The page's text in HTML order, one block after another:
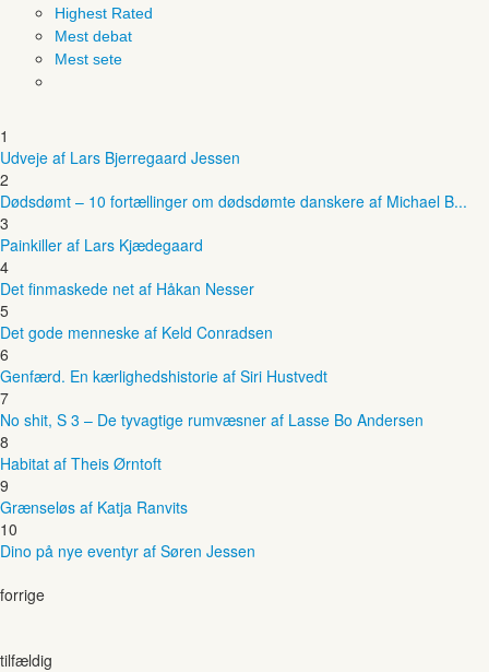
Highest Rated
Mest debat
Mest sete
1
Udveje af Lars Bjerregaard Jessen
2
Dødsdømt – 10 fortællinger om dødsdømte danskere af Michael B...
3
Painkiller af Lars Kjædegaard
4
Det finmaskede net af Håkan Nesser
5
Det gode menneske af Keld Conradsen
6
Genfærd. En kærlighedshistorie af Siri Hustvedt
7
No shit, S 3 – De tyvagtige rumvæsner af Lasse Bo Andersen
8
Habitat af Theis Ørntoft
9
Grænseløs af Katja Ranvits
10
Dino på nye eventyr af Søren Jessen
forrige
tilfældig